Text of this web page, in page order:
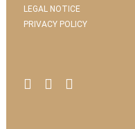
LEGAL NOTICE
PRIVACY POLICY